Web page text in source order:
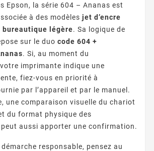
Epson, la série 604 – Ananas est
à des modèles jet d’encre
légère. Sa logique de
sur le duo code 604 +
. Si, au moment du
imprimante indique une
fiez-vous en priorité à
par l’appareil et par le manuel.
une comparaison visuelle du chariot
du format physique des
aussi apporter une confirmation.
responsable, pensez au